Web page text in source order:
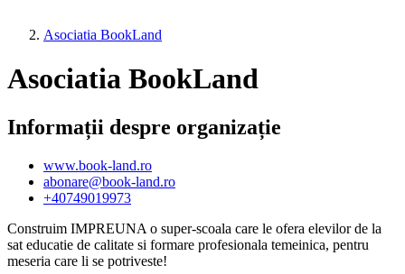
Asociatia BookLand
Asociatia BookLand
Informații despre organizație
www.book-land.ro
abonare@book-land.ro
+40749019973
Construim IMPREUNA o super-scoala care le ofera elevilor de la
sat educatie de calitate si formare profesionala temeinica, pentru
meseria care li se potriveste!